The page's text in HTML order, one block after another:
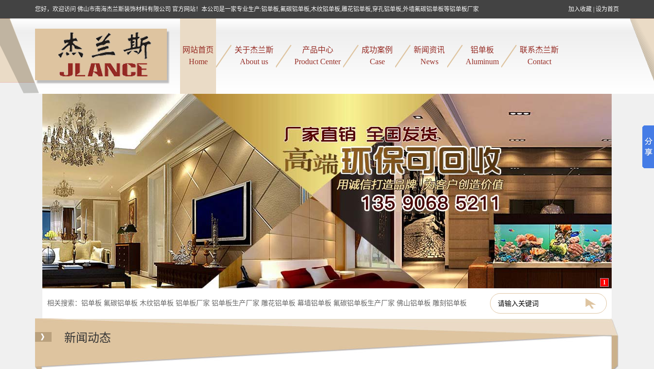
您好，欢迎访问 佛山市南海杰兰斯装饰材料有限公司 官方网站！本公司是一家专业生产:铝单板,氟碳铝单板,木纹铝单板,雕花铝单板,穿孔铝单板,外墙氟碳铝单板等铝单板厂家 加入收藏 设为首页
网站首页
Home
关于杰兰斯
About us
产品中心
Product Center
成功案例
Case
新闻资讯
News
铝单板
Aluminum
联系杰兰斯
Contact
1
相关搜索： 铝单板 氟碳铝单板 木纹铝单板 铝单板厂家 铝单板生产厂家 雕花铝单板 幕墙铝单板 氟碳铝单板生产厂家 佛山铝单板 雕刻铝单板
新闻动态